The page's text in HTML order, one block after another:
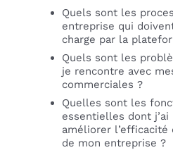
Quels sont les
entreprise qui
charge par la
Quels sont les
je rencontre avec
commerciales ?
Quelles sont les
essentielles dont j’ai
améliorer
de mon entreprise ?